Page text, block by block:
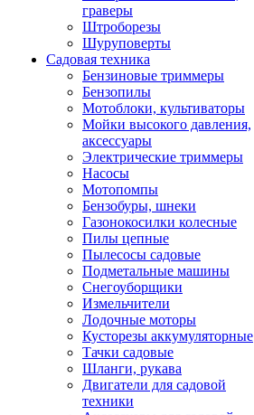
граверы
Штроборезы
Шуруповерты
Садовая техника
Бензиновые триммеры
Бензопилы
Мотоблоки, культиваторы
Мойки высокого давления,
аксессуары
Электрические триммеры
Насосы
Мотопомпы
Бензобуры, шнеки
Газонокосилки колесные
Пилы цепные
Пылесосы садовые
Подметальные машины
Снегоуборщики
Измельчители
Лодочные моторы
Кусторезы аккумуляторные
Тачки садовые
Шланги, рукава
Двигатели для садовой
техники